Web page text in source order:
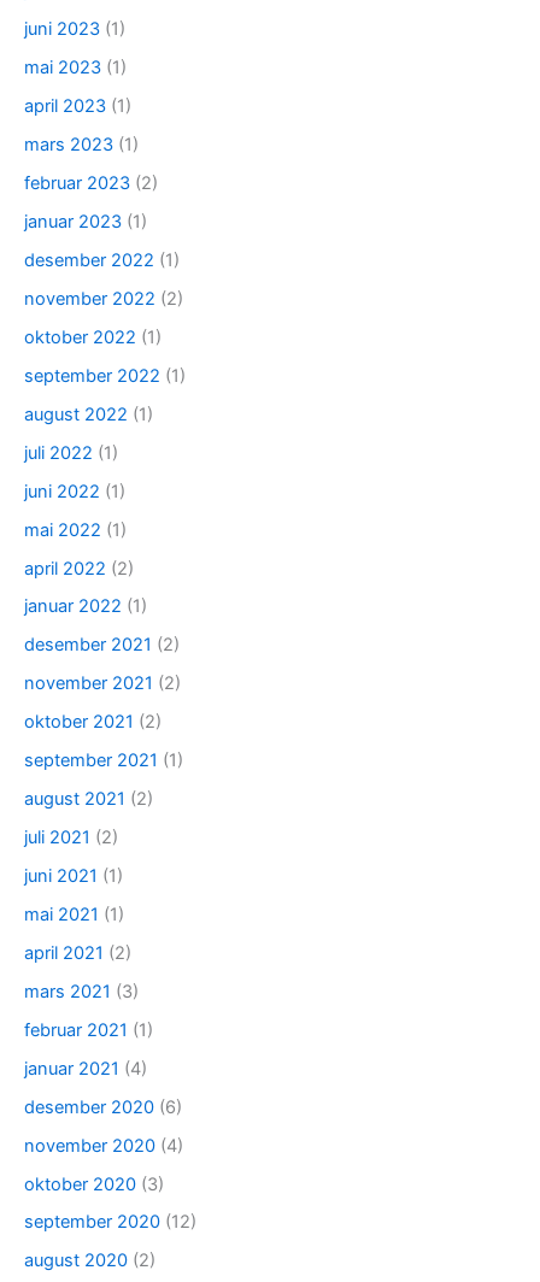
juni 2023 (1)
mai 2023 (1)
april 2023 (1)
mars 2023 (1)
februar 2023 (2)
januar 2023 (1)
desember 2022 (1)
november 2022 (2)
oktober 2022 (1)
september 2022 (1)
august 2022 (1)
juli 2022 (1)
juni 2022 (1)
mai 2022 (1)
april 2022 (2)
januar 2022 (1)
desember 2021 (2)
november 2021 (2)
oktober 2021 (2)
september 2021 (1)
august 2021 (2)
juli 2021 (2)
juni 2021 (1)
mai 2021 (1)
april 2021 (2)
mars 2021 (3)
februar 2021 (1)
januar 2021 (4)
desember 2020 (6)
november 2020 (4)
oktober 2020 (3)
september 2020 (12)
august 2020 (2)